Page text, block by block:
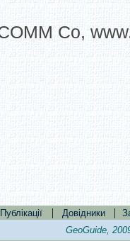
Co,
Публікації | Довідники |
GeoGuide,